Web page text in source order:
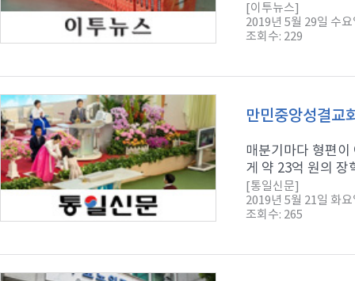
[이투뉴스]
2019년 5월 29일 수요
조회수: 229
만민중앙성결교
매분기마다 형편
게 약 23억 원의 장
[통일신문]
2019년 5월 21일 화요
조회수: 265